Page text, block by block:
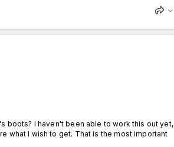
boots? I haven't been able to work this out yet,
what I wish to get. That is the most important